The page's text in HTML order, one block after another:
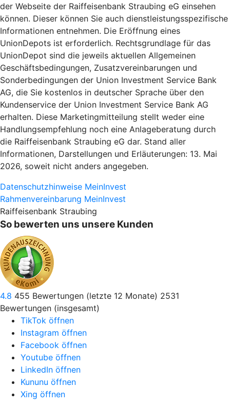
der Webseite der Raiffeisenbank Straubing eG einsehen
können. Dieser können Sie auch dienstleistungsspezifische
Informationen entnehmen. Die Eröffnung eines
UnionDepots ist erforderlich. Rechtsgrundlage für das
UnionDepot sind die jeweils aktuellen Allgemeinen
Geschäftsbedingungen, Zusatzvereinbarungen und
Sonderbedingungen der Union Investment Service Bank
AG, die Sie kostenlos in deutscher Sprache über den
Kundenservice der Union Investment Service Bank AG
erhalten. Diese Marketingmitteilung stellt weder eine
Handlungsempfehlung noch eine Anlageberatung durch
die Raiffeisenbank Straubing eG dar. Stand aller
Informationen, Darstellungen und Erläuterungen: 13. Mai
2026, soweit nicht anders angegeben.
Datenschutzhinweise MeinInvest
Rahmenvereinbarung MeinInvest
Raiffeisenbank Straubing
So bewerten uns unsere Kunden
4.8 455 Bewertungen (letzte 12 Monate) 2531
Bewertungen (insgesamt)
TikTok öffnen
Instagram öffnen
Facebook öffnen
Youtube öffnen
LinkedIn öffnen
Kununu öffnen
Xing öffnen